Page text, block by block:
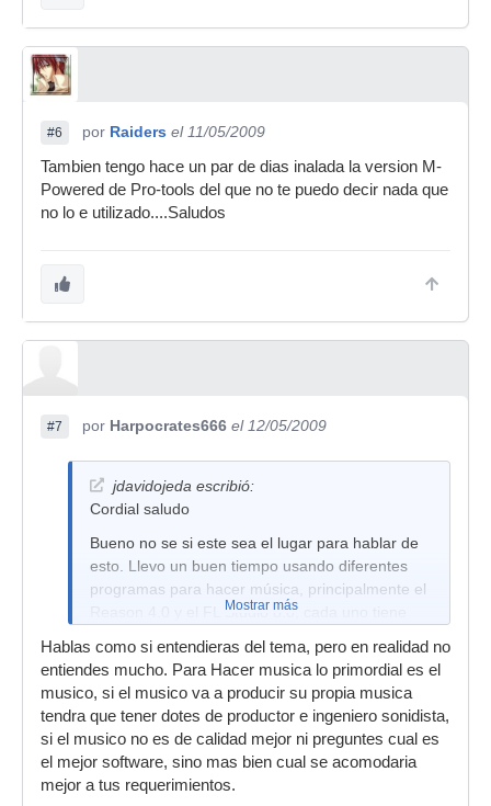
#6 por Raiders el 11/05/2009
Tambien tengo hace un par de dias inalada la version M-
Powered de Pro-tools del que no te puedo decir nada que
no lo e utilizado....Saludos
#7 por Harpocrates666 el 12/05/2009
jdavidojeda escribió:
Cordial saludo
Bueno no se si este sea el lugar para hablar de
esto. Llevo un buen tiempo usando diferentes
programas para hacer música, principalmente el
Reason 4.0 y el FL Studio 8.0, cada uno tiene
fantástico al momento de hacer cosas como
orquestaciones y canciones con carácter
acústico, pero no te permite grabar audio y a la
hora de hacer música electrónica,
específicamente Trance, resulta un infierno
hacer una buen drum (Estilo Poul Van Dyk por
ejemplo); por otro lado el FL Studio es muy
Mostrar más
Hablas como si entendieras del tema, pero en realidad no
entiendes mucho. Para Hacer musica lo primordial es el
musico, si el musico va a producir su propia musica
tendra que tener dotes de productor e ingeniero sonidista,
si el musico no es de calidad mejor ni preguntes cual es
el mejor software, sino mas bien cual se acomodaria
mejor a tus requerimientos.